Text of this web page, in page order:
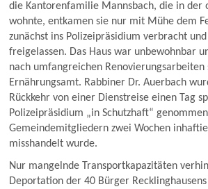
die Kantorenfamilie Mannsbach, die in der
wohnte, entkamen sie nur mit Mühe dem
zunächst ins Polizeipräsidium verbracht
freigelassen. Das Haus war unbewohnbar
nach umfangreichen Renovierungsarbeiten
Ernährungsamt. Rabbiner Dr. Auerbach
Rückkehr von einer Dienstreise einen Tag
Polizeipräsidium „in Schutzhaft“
Gemeindemitgliedern zwei Wochen
misshandelt wurde.
Nur mangelnde Transportkapazitäten
Deportation der 40 Bürger